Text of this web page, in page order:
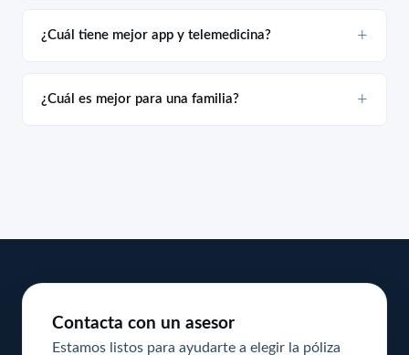
¿Cuál tiene mejor app y telemedicina?
¿Cuál es mejor para una familia?
Contacta con un asesor
Estamos listos para ayudarte a elegir la póliza